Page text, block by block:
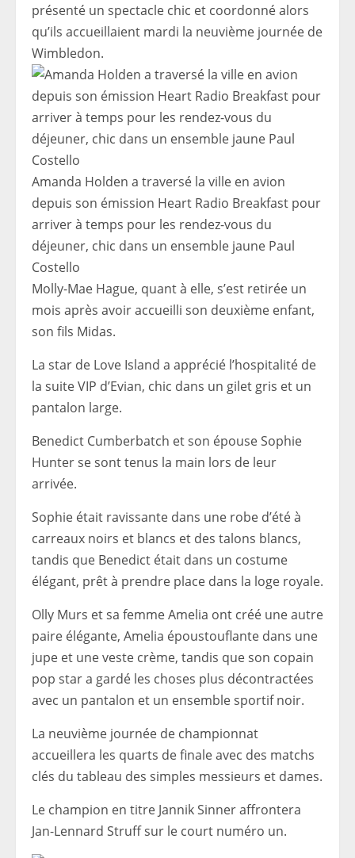
présenté un spectacle chic et coordonné alors
qu’ils accueillaient mardi la neuvième journée de
Wimbledon.
Amanda Holden a traversé la ville en avion
depuis son émission Heart Radio Breakfast pour
arriver à temps pour les rendez-vous du
déjeuner, chic dans un ensemble jaune Paul
Costello
Molly-Mae Hague, quant à elle, s’est retirée un
mois après avoir accueilli son deuxième enfant,
son fils Midas.
La star de Love Island a apprécié l’hospitalité de
la suite VIP d’Evian, chic dans un gilet gris et un
pantalon large.
Benedict Cumberbatch et son épouse Sophie
Hunter se sont tenus la main lors de leur
arrivée.
Sophie était ravissante dans une robe d’été à
carreaux noirs et blancs et des talons blancs,
tandis que Benedict était dans un costume
élégant, prêt à prendre place dans la loge royale.
Olly Murs et sa femme Amelia ont créé une autre
paire élégante, Amelia époustouflante dans une
jupe et une veste crème, tandis que son copain
pop star a gardé les choses plus décontractées
avec un pantalon et un ensemble sportif noir.
La neuvième journée de championnat
accueillera les quarts de finale avec des matchs
clés du tableau des simples messieurs et dames.
Le champion en titre Jannik Sinner affrontera
Jan-Lennard Struff sur le court numéro un.